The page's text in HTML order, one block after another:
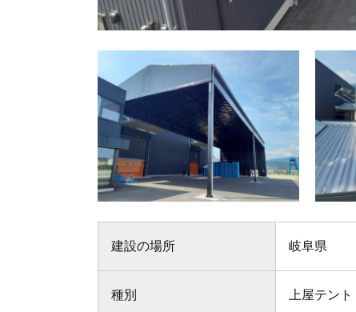
建設の場所 岐阜県
種別 上屋テント